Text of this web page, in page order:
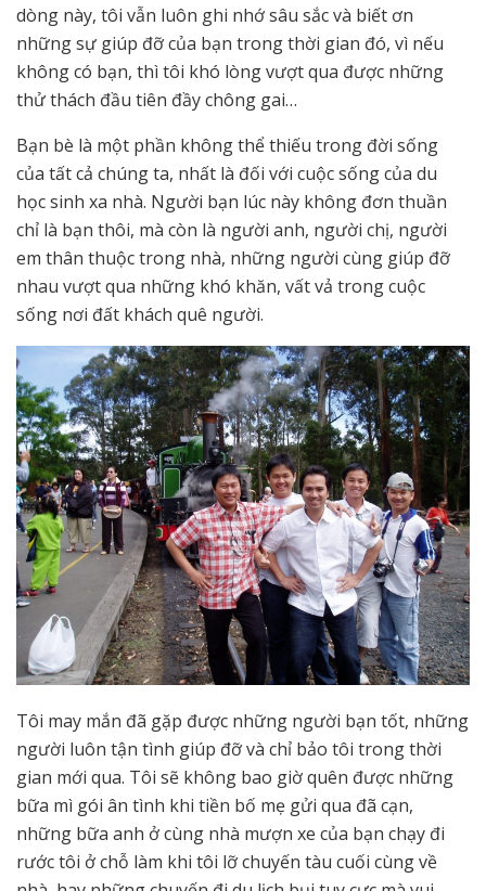
dòng này, tôi vẫn luôn ghi nhớ sâu sắc và biết ơn
những sự giúp đỡ của bạn trong thời gian đó, vì nếu
không có bạn, thì tôi khó lòng vượt qua được những
thử thách đầu tiên đầy chông gai…
Bạn bè là một phần không thể thiếu trong đời sống
của tất cả chúng ta, nhất là đối với cuộc sống của du
học sinh xa nhà. Người bạn lúc này không đơn thuần
chỉ là bạn thôi, mà còn là người anh, người chị, người
em thân thuộc trong nhà, những người cùng giúp đỡ
nhau vượt qua những khó khăn, vất vả trong cuộc
sống nơi đất khách quê người.
Tôi may mắn đã gặp được những người bạn tốt, những
người luôn tận tình giúp đỡ và chỉ bảo tôi trong thời
gian mới qua. Tôi sẽ không bao giờ quên được những
bữa mì gói ân tình khi tiền bố mẹ gửi qua đã cạn,
những bữa anh ở cùng nhà mượn xe của bạn chạy đi
rước tôi ở chỗ làm khi tôi lỡ chuyến tàu cuối cùng về